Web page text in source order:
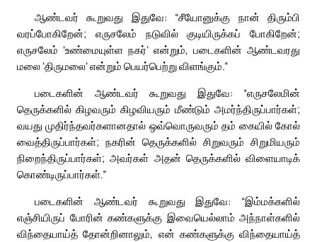
ஆண்டவர் கூறுவது இதுவே: “சீயோனுக்கு நான் திரும்பி
வரப்போகிறேன்; எருசலேம் நடுவில் குடியிருக்கப் போகிறேன்;
எருசலேம் ‘உண்மையுள்ள நகர்’ என்றும், படைகளின் ஆண்டவரது
மலை ‘திருமலை’ என்றும் பெயர்பெற்று விளங்கும்.”
படைகளின் ஆண்டவர் கூறுவது இதுவே: “எருசலேமின்
தெருக்களில் கிழவரும் கிழவியரும் மீண்டும் அமர்ந்திருப்பார்கள்;
வயது முதிர்ந்தவர்களானதால் ஒவ்வொருவரும் தம் கையில் கோல்
வைத்திருப்பார்கள்; நகரின் தெருக்களில் சிறுவரும் சிறுமியரும்
நிறைந்திருப்பார்கள்; அவர்கள் அதன் தெருக்களில் விளையாடிக்
கொண்டிருப்பார்கள்.”
படைகளின் ஆண்டவர் கூறுவது இதுவே: “இம்மக்களில்
எஞ்சியிருப் போரின் கண்களுக்கு இவையெல்லாம் அந்நாள்களில்
விந்தையாய்த் தோன்றினாலும், என் கண்களுக்கு விந்தையாய்த்